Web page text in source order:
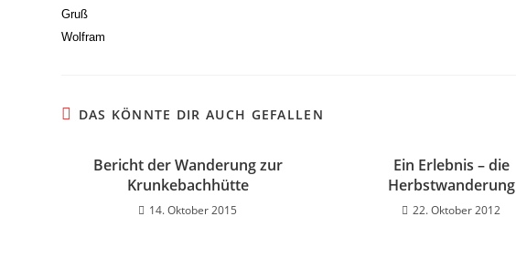
Gruß
Wolfram
DAS KÖNNTE DIR AUCH GEFALLEN
Bericht der Wanderung zur
Krunkebachhütte
14. Oktober 2015
Ein Erlebnis – die
Herbstwanderung
22. Oktober 2012